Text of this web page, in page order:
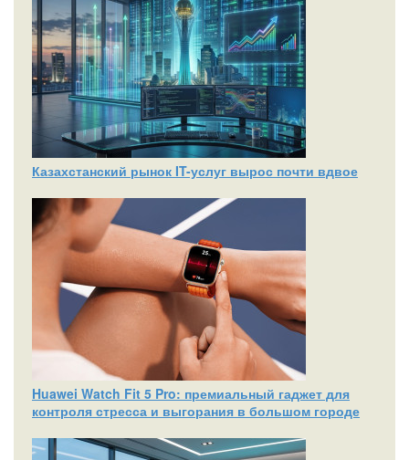
Казахстанский рынок IT-услуг вырос почти вдвое
Huawei Watch Fit 5 Pro: премиальный гаджет для
контроля стресса и выгорания в большом городе